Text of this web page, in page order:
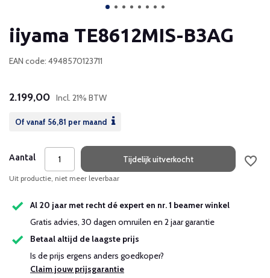
iiyama TE8612MIS-B3AG
EAN code: 4948570123711
2.199,00 Incl. 21% BTW
Of vanaf 56,81 per maand
Aantal Tijdelijk uitverkocht
Uit productie, niet meer leverbaar
Al 20 jaar met recht dé expert en nr. 1 beamer winkel
Gratis advies, 30 dagen omruilen en 2 jaar garantie
Betaal altijd de laagste prijs
Is de prijs ergens anders goedkoper?
Claim jouw prijsgarantie